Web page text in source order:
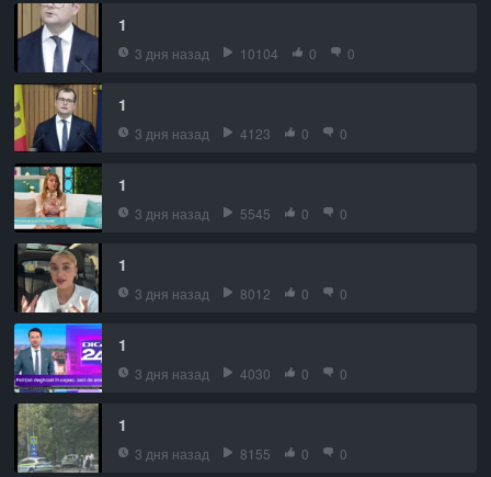
1
3 дня назад 10104 0 0
1
3 дня назад 4123 0 0
1
3 дня назад 5545 0 0
1
3 дня назад 8012 0 0
1
3 дня назад 4030 0 0
1
3 дня назад 8155 0 0